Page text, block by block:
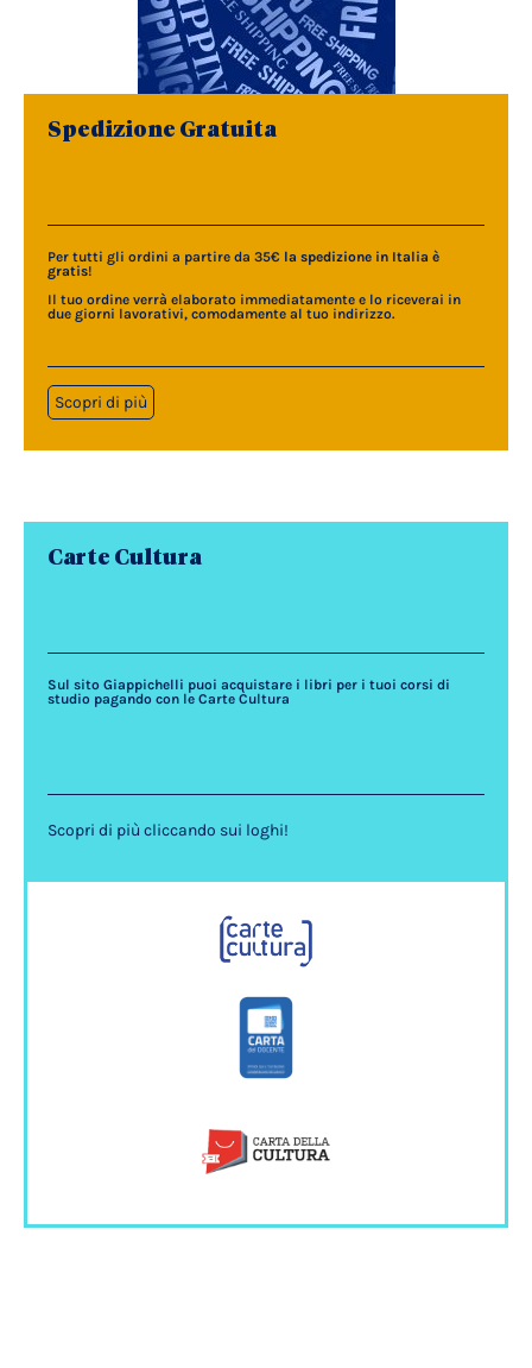
Spedizione Gratuita
Per tutti gli ordini a partire da 35€ la spedizione in Italia è
gratis!
Il tuo ordine verrà elaborato immediatamente e lo riceverai in
due giorni lavorativi, comodamente al tuo indirizzo.
Scopri di più
Carte Cultura
Sul sito Giappichelli puoi acquistare i libri per i tuoi corsi di
studio pagando con le Carte Cultura
Scopri di più cliccando sui loghi!